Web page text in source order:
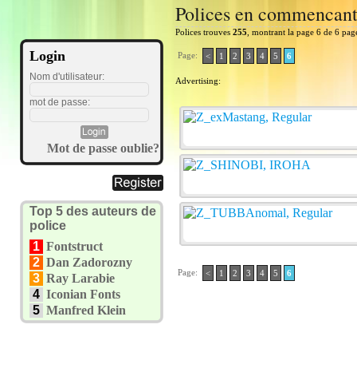
Login
Nom d'utilisateur:
mot de passe:
Mot de passe oublie?
Top 5 des auteurs de
police
1 Fontstruct
2 Dan Zadorozny
3 Ray Larabie
4 Iconian Fonts
5 Manfred Klein
Polices en
Polices trouves 255 , montrant la page 6 de 6
Page: < 1 2 3 4 5 6
Advertising:
Page: < 1 2 3 4 5 6